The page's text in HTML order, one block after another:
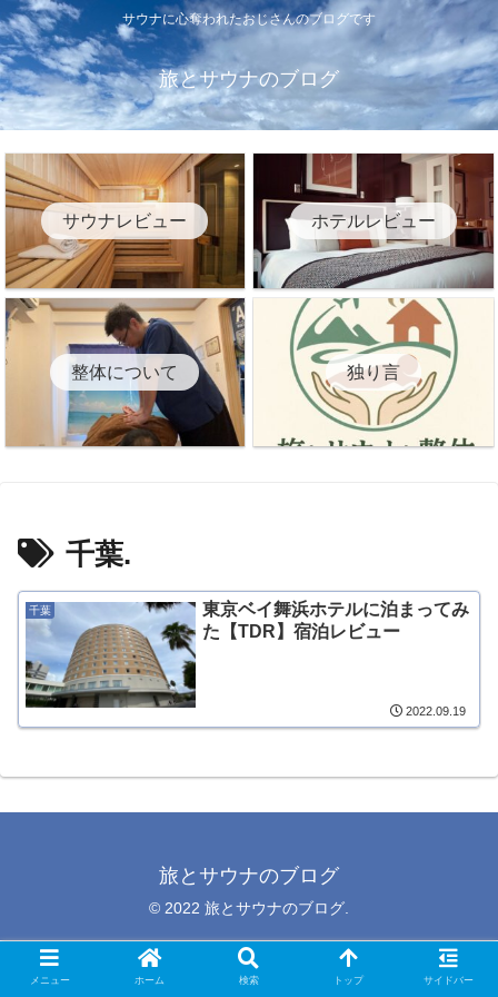
サウナに心奪われたおじさんのブログです
旅とサウナのブログ
サウナレビュー ホテルレビュー
整体について 独り言
千葉.
千葉
東京ベイ舞浜ホテルに泊まってみ
た【TDR】宿泊レビュー
2022.09.19
旅とサウナのブログ
© 2022 旅とサウナのブログ.
メニュー ホーム 検索 トップ サイドバー